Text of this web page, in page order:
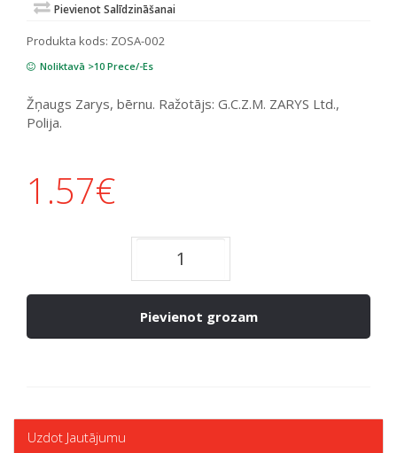
Pievienot Salīdzināšanai
Produkta kods: ZOSA-002
Noliktavā >10 Prece/-Es
Žņaugs Zarys, bērnu. Ražotājs: G.C.Z.M. ZARYS Ltd.,
Polija.
1.57€
Pievienot grozam
Uzdot Jautājumu